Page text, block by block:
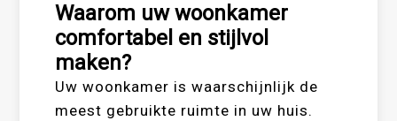
Waarom uw woonkamer
comfortabel en stijlvol
maken?
Uw woonkamer is waarschijnlijk de
meest gebruikte ruimte in uw huis.